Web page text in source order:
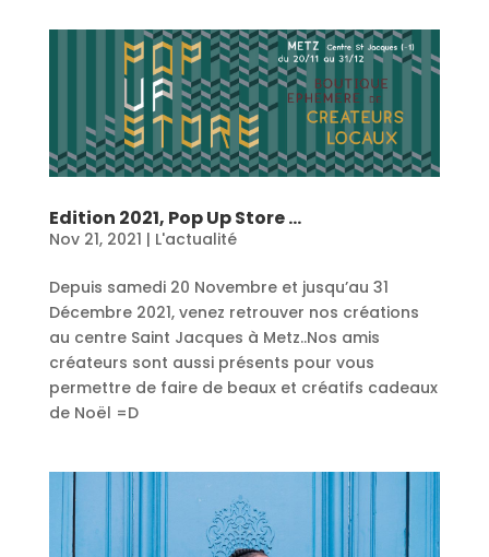
Edition 2021, Pop Up Store …
Nov 21, 2021 | L'actualité
Depuis samedi 20 Novembre et jusqu’au 31
Décembre 2021, venez retrouver nos créations
au centre Saint Jacques à Metz..Nos amis
créateurs sont aussi présents pour vous
permettre de faire de beaux et créatifs cadeaux
de Noël =D